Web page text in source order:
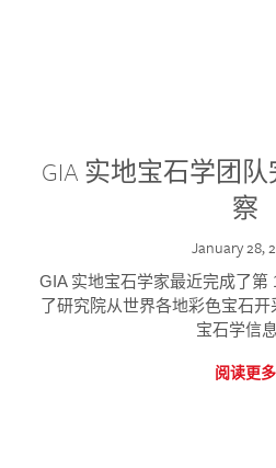
GIA 实地宝石学团
察
January 28,
GIA 实地宝石学家最近完成了第
了研究院从世界各地彩色宝石
宝石学信息
阅读更多